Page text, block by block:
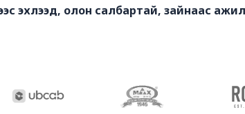
эхлээд, олон салбартай, зайнаас